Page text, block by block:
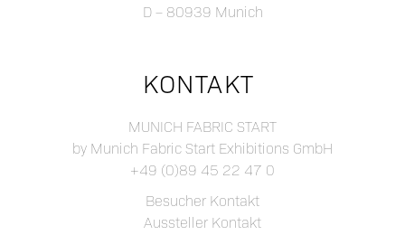
D – 80939 Munich
KONTAKT
MUNICH FABRIC START
by Munich Fabric Start Exhibitions GmbH
+49 (0)89 45 22 47 0
Besucher Kontakt
Aussteller Kontakt